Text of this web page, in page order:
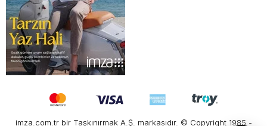
imza.com.tr bir Taşkınırmak A.Ş. markasıdır. © Copyright 1985 -